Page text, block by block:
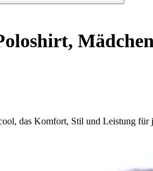
das Komfort, Stil und Leistung